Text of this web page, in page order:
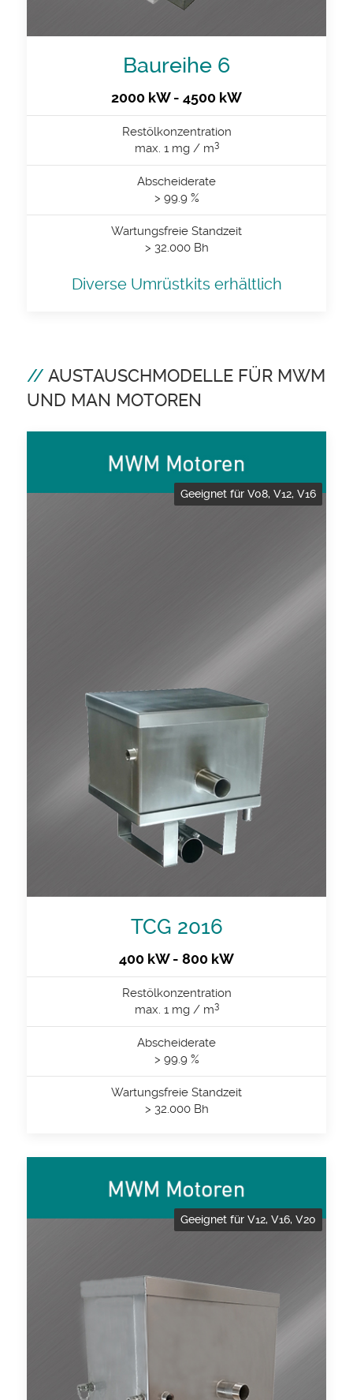
Baureihe 6
2000 kW - 4500 kW
Restölkonzentration
max. 1 mg / m3
Abscheiderate
> 99.9 %
Wartungsfreie Standzeit
> 32.000 Bh
Diverse Umrüstkits erhältlich
AUSTAUSCHMODELLE FÜR MWM
UND MAN MOTOREN
Geeignet für V08, V12, V16
TCG 2016
400 kW - 800 kW
Restölkonzentration
max. 1 mg / m3
Abscheiderate
> 99.9 %
Wartungsfreie Standzeit
> 32.000 Bh
Geeignet für V12, V16, V20